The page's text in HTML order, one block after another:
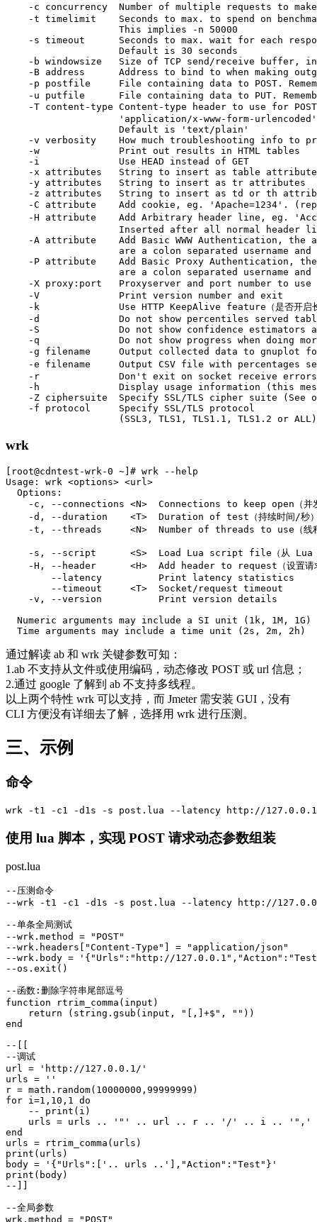
-c concurrency  Number of multiple requests to make
-t timelimit    Seconds to max. to spend on
                    This implies -n 50000
-s timeout      Seconds to max. wait for each
                    Default is 30 seconds
-b windowsize   Size of TCP send/receive buffer,
-B address      Address to bind to when making
-p postfile     File containing data to POST.
-u putfile      File containing data to PUT.
-T content-type Content-type header to use for
                    'application/x-www-form-urlencoded'
                    Default is 'text/plain'
-v verbosity    How much troubleshooting info to
    -w              Print out results in HTML tables
    -i              Use HEAD instead of GET
-x attributes   String to insert as table
    -y attributes   String to insert as tr attributes
-z attributes   String to insert as td or th
-C attribute    Add cookie, eg. 'Apache=1234'.
-H attribute    Add Arbitrary header line, eg.
Inserted after all normal header
-A attribute    Add Basic WWW Authentication, the
are a colon separated username and
-P attribute    Add Basic Proxy Authentication,
are a colon separated username and
-X proxy:port   Proxyserver and port number to use（
    -V              Print version number and exit
-k              Use HTTP KeepAlive feature（是否开启
-d              Do not show percentiles served
-S              Do not show confidence estimators
-q              Do not show progress when doing
-g filename     Output collected data to gnuplot
-e filename     Output CSV file with percentages
-r              Don't exit on socket receive
-h              Display usage information (this
-Z ciphersuite  Specify SSL/TLS cipher suite (See
    -f protocol     Specify SSL/TLS protocol
                    (SSL3, TLS1, TLS1.1, TLS1.2 or ALL)
wrk
[root@cdntest-wrk-0 ~]# wrk --help
Usage: wrk <options> <url>
  Options:
-c, --connections <N>  Connections to keep open（并
-d, --duration    <T>  Duration of test（持
-t, --threads     <N>  Number of threads to use（
-s, --script      <S>  Load Lua script file（从
-H, --header      <H>  Add header to request（
        --latency          Print latency statistics
        --timeout     <T>  Socket/request timeout
    -v, --version          Print version details
  Numeric arguments may include a SI unit (1k, 1M, 1G)
  Time arguments may include a time unit (2s, 2m, 2h)
通过解读 ab 和 wrk 关键参数可知：
1.ab 不支持从文件或使用编码，动态修改 POST 或 url 信息；
2.通过 google 了解到 ab 不支持多线程。
以上两个特性 wrk 可以支持，而 Jmeter 需安装 GUI，没有
CLI 方便没有详细去了解，选择用 wrk 进行压测。
三、示例
命令
wrk -t1 -c1 -d1s -s post.lua --latency http://
使用 lua 脚本，实现 POST 请求动态参数组装
post.lua
--压测命令
--wrk -t1 -c1 -d1s -s post.lua --latency http://
--单条全局测试
--wrk.method = "POST"
--wrk.headers["Content-Type"] = "application/json"
--wrk.body = '{"Urls":"http://
--os.exit()
--函数:删除字符串尾部逗号
function rtrim_comma(input)
    return (string.gsub(input, "[,]+$", ""))
end
--[[
--调试
url = 'http://127.0.0.1/'
urls = ''
r = math.random(10000000,99999999)
for i=1,10,1 do
    -- print(i)
    urls = urls .. '"' .. url .. r .. '/' .. i .. '",'
end
urls = rtrim_comma(urls)
print(urls)
body = '{"Urls":['.. urls ..'],"Action":"Test"}'
print(body)
--]]
--全局参数
wrk.method = "POST"